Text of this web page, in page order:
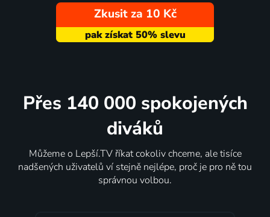
Zkusit za 10 Kč
Přes 140 000 spokojených
diváků
Můžeme o Lepší.TV říkat cokoliv chceme, ale tisíce
nadšených uživatelů ví stejně nejlépe, proč je pro ně tou
správnou volbou.